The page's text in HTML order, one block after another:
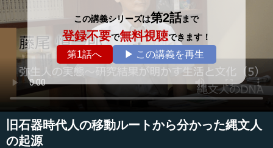
この講義シリーズは第2話まで
登録不要で無料視聴できます！
第1話へ ▶ この講義を再生
旧石器時代人の移動ルートから分かった縄文人
の起源